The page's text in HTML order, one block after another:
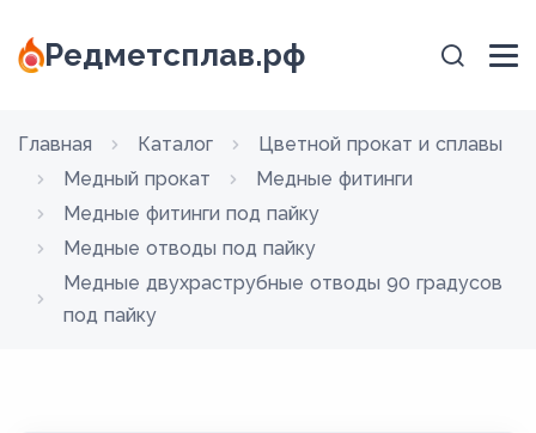
Редметсплав.рф
Главная Каталог
Цветной прокат и сплавы
Медный прокат
Медные фитинги
Медные фитинги под пайку
Медные отводы под пайку
Медные двухраструбные отводы 90 градусов
под пайку